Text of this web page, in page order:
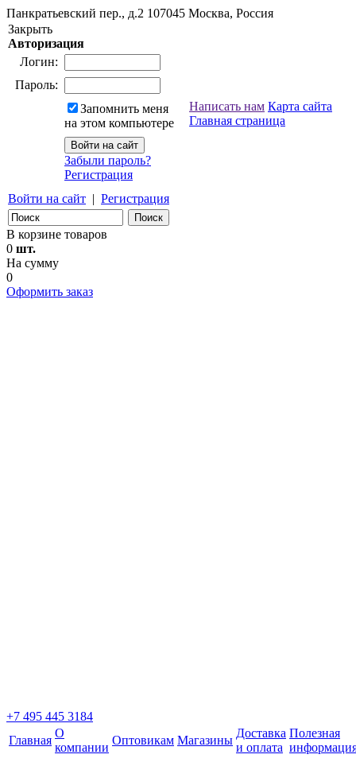
Панкратьевский пер., д.2 107045 Москва, Россия
Закрыть
Авторизация
Логин:
Пароль:
Запомнить меня
на этом компьютере
Забыли пароль?
Регистрация
Войти на сайт | Регистрация
Написать нам Карта сайта
Главная страница
В корзине товаров
0 шт.
На сумму
0
Оформить заказ
+7 495 445 3184
Главная
О
компании
Оптовикам Магазины
Доставка
и оплата
Полезная